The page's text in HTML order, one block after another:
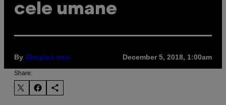
cele umane
By Shayla Love December 5, 2018, 1:00am
Share: